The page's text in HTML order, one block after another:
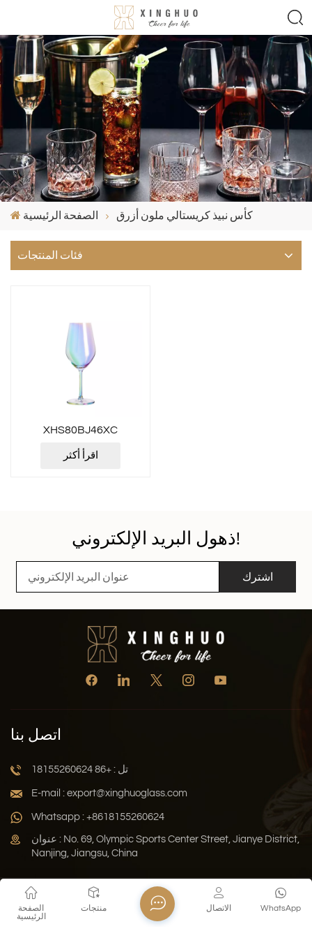
الصفحة الرئيسية كأس نبيذ كريستالي ملون أزرق
فئات المنتجات
XHS80BJ46XC
اقرأ أكثر
ذهول البريد الإلكتروني!
اشترك
اتصل بنا
تل : +86 18155260624
E-mail : export@xinghuoglass.com
Whatsapp : +8618155260624
عنوان : No. 69, Olympic Sports Center Street, Jianye District,
Nanjing, Jiangsu, China
Xml سياسة الخصوصية المدونة
خريطة الموقع
حقوق النشر © 2026 Jiangsu Xinghuo Technology Co., Ltd. جميع
الصفحة
الرئيسية
منتجات WhatsApp الاتصال